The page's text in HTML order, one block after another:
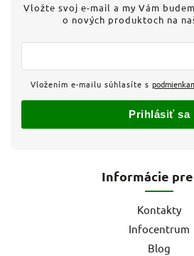
Informácie pre
Kontakty
Infocentrum
Blog
Vložte svoj e-mail a my Vám
o nových produktoch na
Vložením e-mailu súhlasíte s
Prihlásiť sa